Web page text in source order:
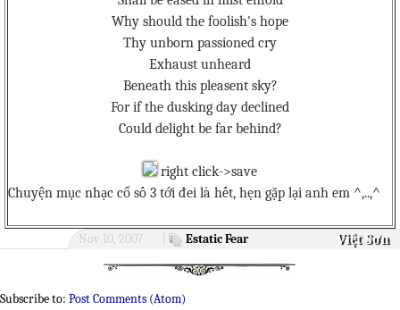
Why should the foolish's hope
Thy unborn passioned cry
Exhaust unheard
Beneath this pleasent sky?
For if the dusking day declined
Could delight be far behind?
right click->save
Chuyện mục nhạc cổ số 3 tới đei là hết, hẹn gặp lại anh em ^,..,^
Nov 10, 2007 Estatic Fear Việt Sơn
Subscribe to: Post Comments (Atom)